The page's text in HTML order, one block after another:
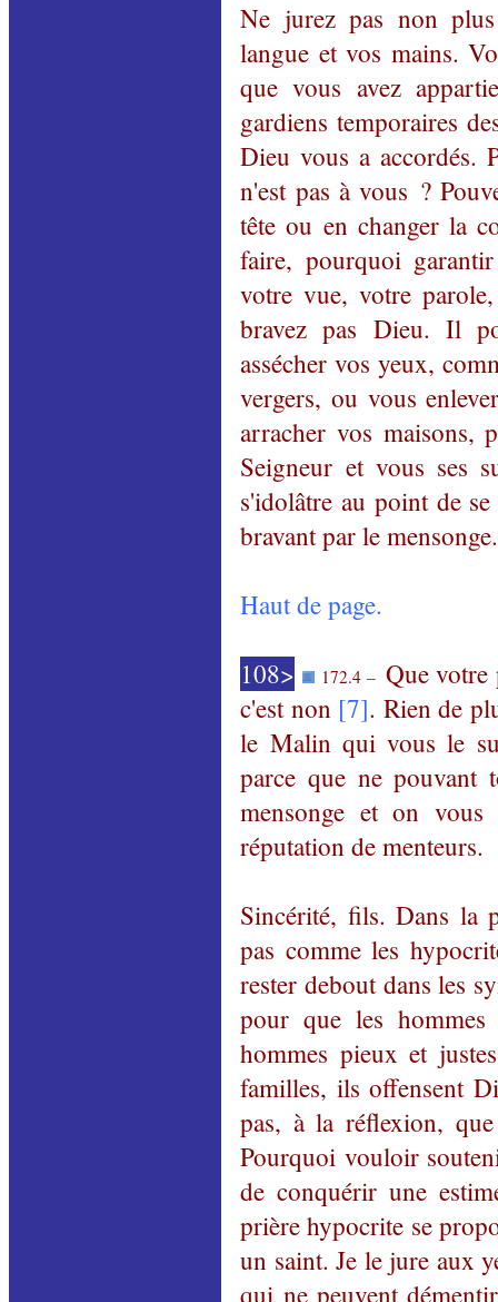
Ne jurez pas non
langue et vos mains.
que vous avez
gardiens temporaires
Dieu vous a accordés.
n'est pas à vous ?
tête ou en changer la
faire, pourquoi
votre vue, votre
bravez pas Dieu. Il
assécher vos yeux,
vergers, ou vous
arracher vos maisons,
Seigneur et vous ses
s'idolâtre au point de
bravant par le mensonge.
Haut de page.
108>
172.4 – Que
c'est non [7]. Rien de
le Malin qui vous le
parce que ne pouvant
mensonge et on
réputation de menteurs.
Sincérité, fils. Dans la
pas comme les
rester debout dans les
pour que les
hommes pieux et
familles, ils offensent
pas, à la réflexion,
Pourquoi vouloir
de conquérir une
prière hypocrite se
un saint. Je le jure aux
qui ne peuvent